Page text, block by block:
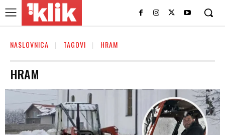
NASLOVNICA TAGOVI HRAM
HRAM